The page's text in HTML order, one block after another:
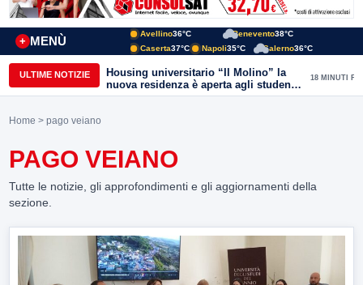
MENÙ
+
Avellino36°C Benevento38°C
Caserta37°C Napoli35°C Salerno36°C
ULTIME NOTIZIE
Housing universitario “Il Molino” la
nuova residenza è aperta agli studenti
del Conservatorio “Nicola Sala” e
18 MINUTI FA
Home > pago veiano
PAGO VEIANO
Tutte le notizie, gli approfondimenti e gli aggiornamenti della
sezione.